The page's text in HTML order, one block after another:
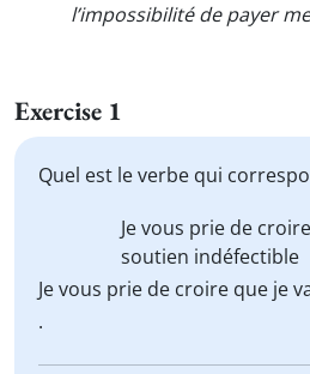
l’impossibilité de payer
Exercise 1
Quel est le verbe qui
Je vous prie de
soutien indéfectible
Je vous prie de croire que je
.